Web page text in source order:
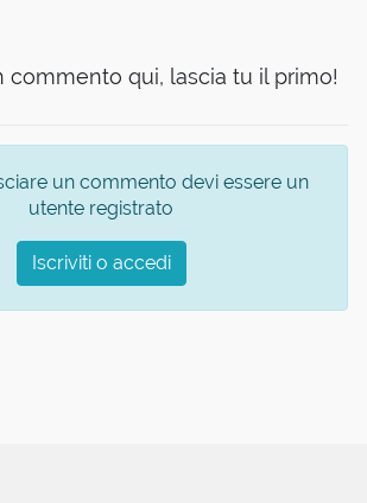
commento qui, lascia tu il primo!
un commento devi essere un
utente registrato
Iscriviti o accedi